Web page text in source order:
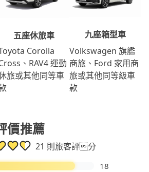
五座休旅車
Corolla
、RAV4 運動
旅或其他同等車
九座箱型車
Volkswagen 旗艦
商旅、Ford 家用商
旅或其他同等級車
款
價推薦
21 則旅客評分
18